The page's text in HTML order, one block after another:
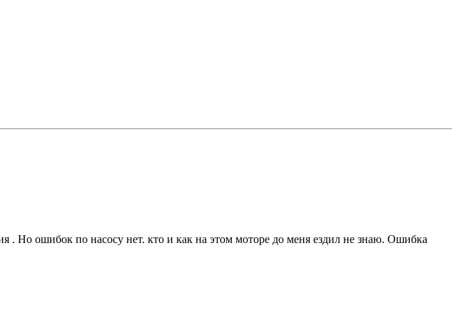
. Но ошибок по насосу нет. кто и как на этом моторе до меня ездил не знаю. Ошибка